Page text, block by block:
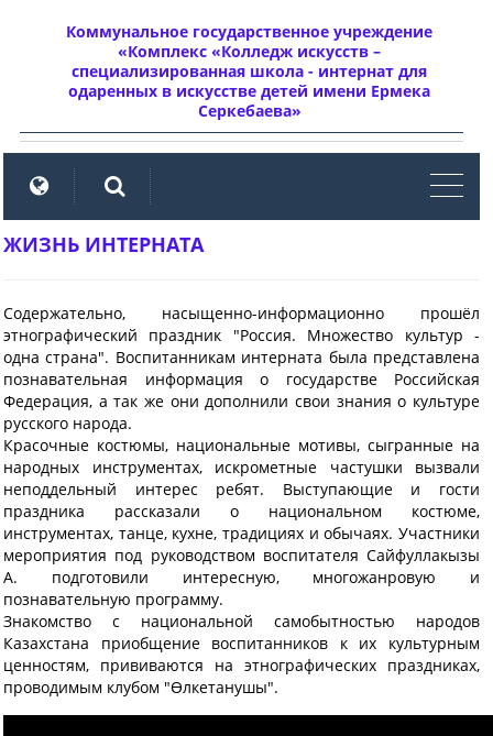
Коммунальное государственное учреждение
«Комплекс «Колледж искусств –
специализированная школа - интернат для
одаренных в искусстве детей имени Ермека
Серкебаева»
ЖИЗНЬ ИНТЕРНАТА
Содержательно, насыщенно-информационно прошёл
этнографический праздник "Россия. Множество культур -
одна страна". Воспитанникам интерната была представлена
познавательная информация о государстве Российская
Федерация, а так же они дополнили свои знания о культуре
русского народа.
Красочные костюмы, национальные мотивы, сыгранные на
народных инструментах, искрометные частушки вызвали
неподдельный интерес ребят. Выступающие и гости
праздника рассказали о национальном костюме,
инструментах, танце, кухне, традициях и обычаях. Участники
мероприятия под руководством воспитателя Сайфуллакызы
А. подготовили интересную, многожанровую и
познавательную программу.
Знакомство с национальной самобытностью народов
Казахстана приобщение воспитанников к их культурным
ценностям, прививаются на этнографических праздниках,
проводимым клубом "Өлкетанушы".